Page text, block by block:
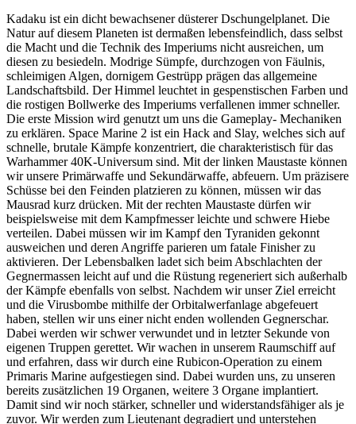
Kadaku ist ein dicht bewachsener düsterer Dschungelplanet. Die
Natur auf diesem Planeten ist dermaßen lebensfeindlich, dass selbst
die Macht und die Technik des Imperiums nicht ausreichen, um
diesen zu besiedeln. Modrige Sümpfe, durchzogen von Fäulnis,
schleimigen Algen, dornigem Gestrüpp prägen das allgemeine
Landschaftsbild. Der Himmel leuchtet in gespenstischen Farben und
die rostigen Bollwerke des Imperiums verfallenen immer schneller.
Die erste Mission wird genutzt um uns die Gameplay- Mechaniken
zu erklären. Space Marine 2 ist ein Hack and Slay, welches sich auf
schnelle, brutale Kämpfe konzentriert, die charakteristisch für das
Warhammer 40K-Universum sind. Mit der linken Maustaste können
wir unsere Primärwaffe und Sekundärwaffe, abfeuern. Um präzisere
Schüsse bei den Feinden platzieren zu können, müssen wir das
Mausrad kurz drücken. Mit der rechten Maustaste dürfen wir
beispielsweise mit dem Kampfmesser leichte und schwere Hiebe
verteilen. Dabei müssen wir im Kampf den Tyraniden gekonnt
ausweichen und deren Angriffe parieren um fatale Finisher zu
aktivieren. Der Lebensbalken ladet sich beim Abschlachten der
Gegnermassen leicht auf und die Rüstung regeneriert sich außerhalb
der Kämpfe ebenfalls von selbst. Nachdem wir unser Ziel erreicht
und die Virusbombe mithilfe der Orbitalwerfanlage abgefeuert
haben, stellen wir uns einer nicht enden wollenden Gegnerschar.
Dabei werden wir schwer verwundet und in letzter Sekunde von
eigenen Truppen gerettet. Wir wachen in unserem Raumschiff auf
und erfahren, dass wir durch eine Rubicon-Operation zu einem
Primaris Marine aufgestiegen sind. Dabei wurden uns, zu unseren
bereits zusätzlichen 19 Organen, weitere 3 Organe implantiert.
Damit sind wir noch stärker, schneller und widerstandsfähiger als je
zuvor. Wir werden zum Lieutenant degradiert und unterstehen